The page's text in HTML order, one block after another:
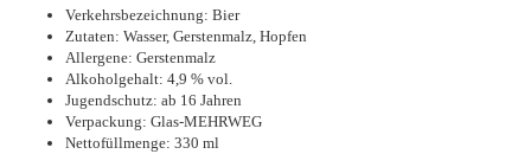
Verkehrsbezeichnung: Bier
Zutaten: Wasser, Gerstenmalz, Hopfen
Allergene: Gerstenmalz
Alkoholgehalt: 4,9 % vol.
Jugendschutz: ab 16 Jahren
Verpackung: Glas-MEHRWEG
Nettofüllmenge: 330 ml